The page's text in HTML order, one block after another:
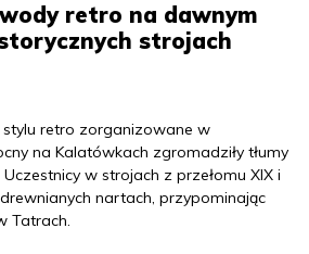
retro na dawnym
strojach
retro zorganizowane w
na Kalatówkach zgromadziły tłumy
w strojach z przełomu XIX i
nartach, przypominając
Tatrach.